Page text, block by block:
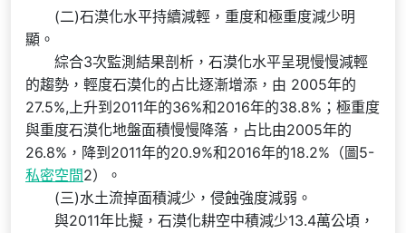
(二)石漠化水平持續減輕，重度和極重度減少明
顯。
綜合3次監測結果剖析，石漠化水平呈現慢慢減輕
的趨勢，輕度石漠化的占比逐漸增添，由 2005年的
27.5%,上升到2011年的36%和2016年的38.8%；極重度
與重度石漠化地盤面積慢慢降落，占比由2005年的
26.8%，降到2011年的20.9%和2016年的18.2%（圖5-
私密空間2）。
(三)水土流掉面積減少，侵蝕強度減弱。
與2011年比擬，石漠化耕空中積減少13.4萬公頃，